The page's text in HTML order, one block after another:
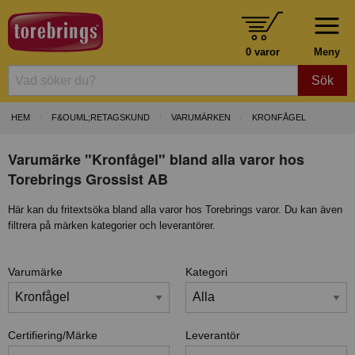
Meny
0 varor
Sök
HEM F&OUML;RETAGSKUND VARUMÄRKEN KRONFÅGEL
Varumärke "Kronfågel" bland alla varor hos
Torebrings Grossist AB
Här kan du fritextsöka bland alla varor hos Torebrings varor. Du kan även
filtrera på märken kategorier och leverantörer.
Varumärke Kategori
Certifiering/Märke Leverantör